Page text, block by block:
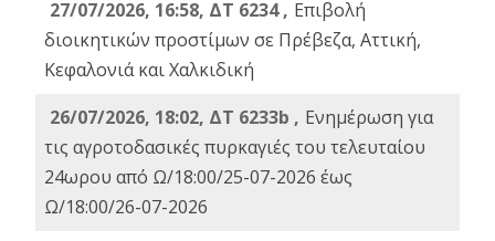
27/07/2026, 16:58, ΔΤ 6234 , Eπιβολή
διοικητικών προστίμων σε Πρέβεζα, Αττική,
Κεφαλονιά και Χαλκιδική
26/07/2026, 18:02, ΔΤ 6233b , Ενημέρωση για
τις αγροτοδασικές πυρκαγιές του τελευταίου
24ωρου από Ω/18:00/25-07-2026 έως
Ω/18:00/26-07-2026